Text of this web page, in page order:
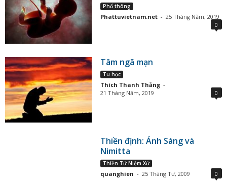
Phổ thông
Phattuvietnam.net - 25 Tháng Năm, 2019
0
Tâm ngã mạn
Tu học
Thích Thanh Thắng -
21 Tháng Năm, 2019
0
Thiền định: Ánh Sáng và
Nimitta
Thiền Tứ Niệm Xứ
quanghien - 25 Tháng Tư, 2009 0